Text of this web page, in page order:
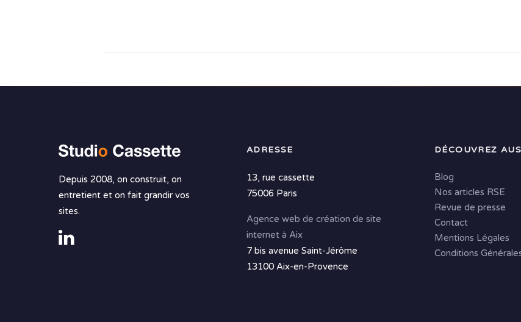
Depuis 2008, on construit, on
entretient et on fait grandir vos
sites.
ADRESSE
13, rue cassette
75006 Paris
Agence web de création de site
internet à Aix
7 bis avenue Saint-Jérôme
13100 Aix-en-Provence
DÉCOUVREZ
Blog
Nos articles RSE
Revue de presse
Contact
Mentions Légales
Conditions